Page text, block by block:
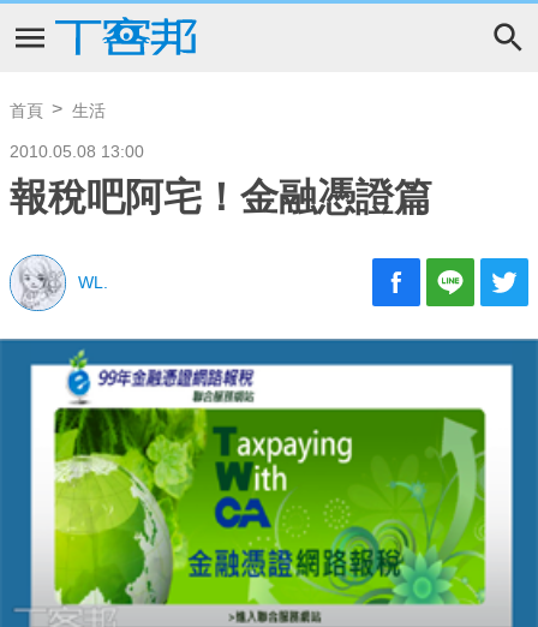
首頁 生活
2010.05.08 13:00
報稅吧阿宅！金融憑證篇
WL.